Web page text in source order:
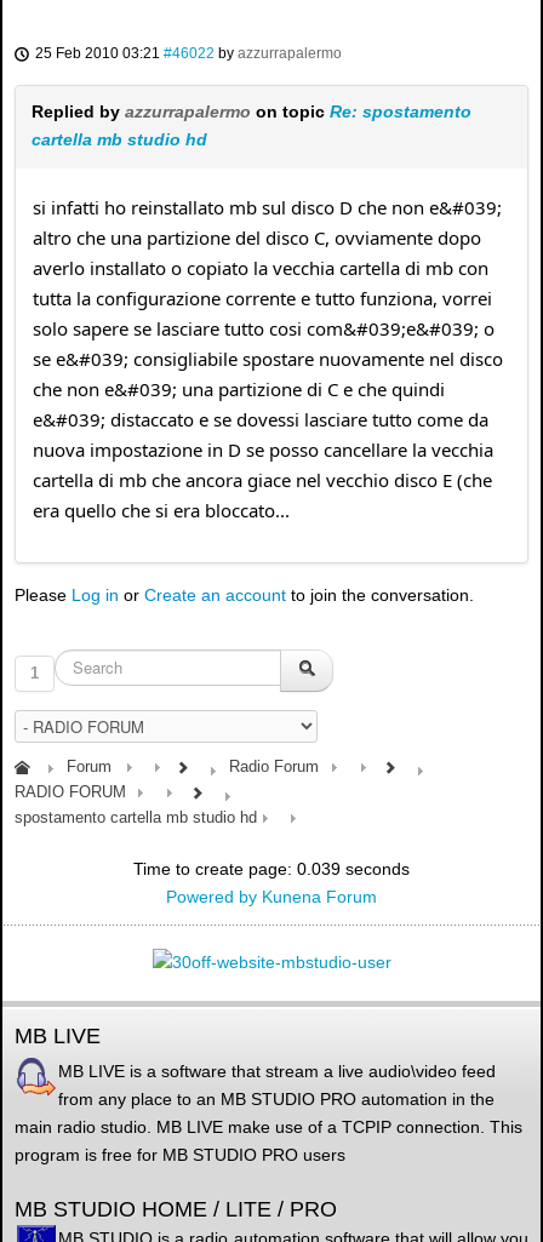
25 Feb 2010 03:21 #46022 by azzurrapalermo
Replied by azzurrapalermo on topic Re: spostamento
cartella mb studio hd
si infatti ho reinstallato mb sul disco D che non e&#039;
altro che una partizione del disco C, ovviamente dopo
averlo installato o copiato la vecchia cartella di mb con
tutta la configurazione corrente e tutto funziona, vorrei
solo sapere se lasciare tutto cosi com&#039;e&#039; o
se e&#039; consigliabile spostare nuovamente nel disco
che non e&#039; una partizione di C e che quindi
e&#039; distaccato e se dovessi lasciare tutto come da
nuova impostazione in D se posso cancellare la vecchia
cartella di mb che ancora giace nel vecchio disco E (che
era quello che si era bloccato...
Please Log in or Create an account to join the conversation.
1
Forum
Radio Forum
RADIO FORUM
spostamento cartella mb studio hd
Time to create page: 0.039 seconds
Powered by Kunena Forum
MB LIVE
MB LIVE is a software that stream a live audio\video feed
from any place to an MB STUDIO PRO automation in the
main radio studio. MB LIVE make use of a TCPIP connection. This
program is free for MB STUDIO PRO users
MB STUDIO HOME / LITE / PRO